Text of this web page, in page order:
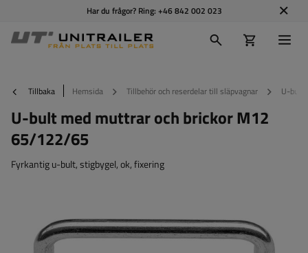
Har du frågor? Ring: +46 842 002 023
Tillbaka Hemsida Tillbehör och reserdelar till släpvagnar U-
U-bult med muttrar och brickor M12
65/122/65
Fyrkantig u-bult, stigbygel, ok, fixering